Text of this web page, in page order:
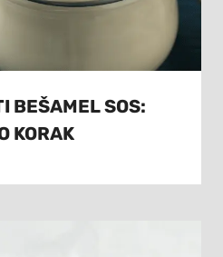
BEŠAMEL SOS:
KORAK